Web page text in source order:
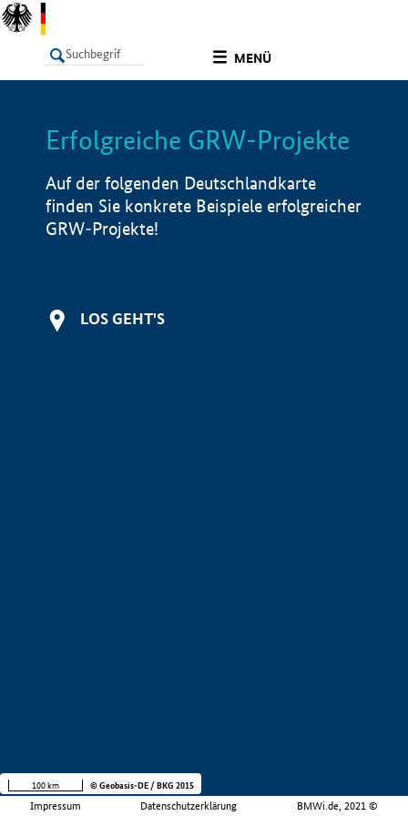
MENÜ
LISTE Info
Erfolgreiche GRW-Projekte
Auf der folgenden Deutschlandkarte
finden Sie konkrete Beispiele erfolgreicher
GRW-Projekte!
LOS GEHT'S
Impressum Datenschutzerklärung BMWi.de, 2021 ©
100 km © Geobasis-DE / BKG 2015